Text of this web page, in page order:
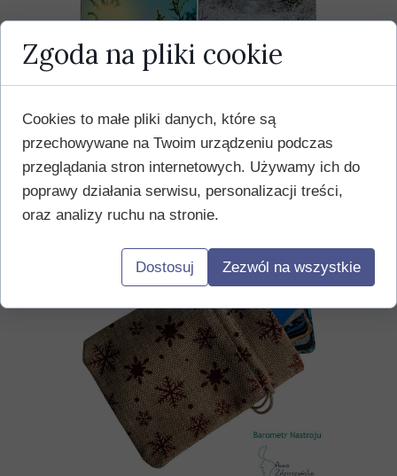
Zgoda na pliki cookie
Cookies to małe pliki danych, które są
przechowywane na Twoim urządzeniu podczas
przeglądania stron internetowych. Używamy ich do
poprawy działania serwisu, personalizacji treści,
oraz analizy ruchu na stronie.
Dostosuj Zezwól na wszystkie